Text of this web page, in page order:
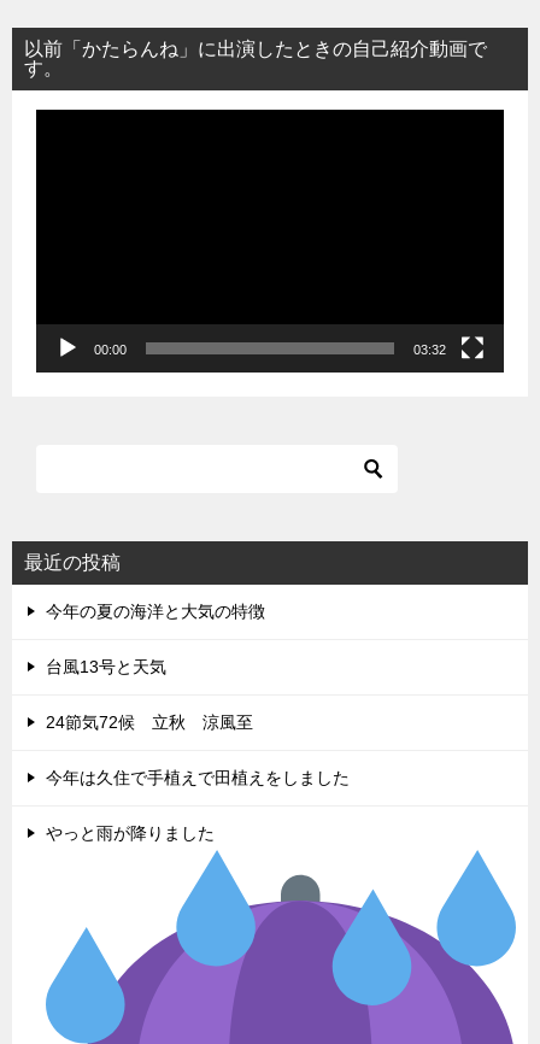
以前「かたらんね」に出演したときの自己紹介動画で
す。
00:00 03:32
最近の投稿
今年の夏の海洋と大気の特徴
台風13号と天気
24節気72候 立秋 涼風至
今年は久住で手植えで田植えをしました
やっと雨が降りました